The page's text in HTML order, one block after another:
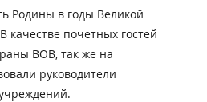
Родины в годы Великой
почетных гостей
ВОВ, так же на
руководители